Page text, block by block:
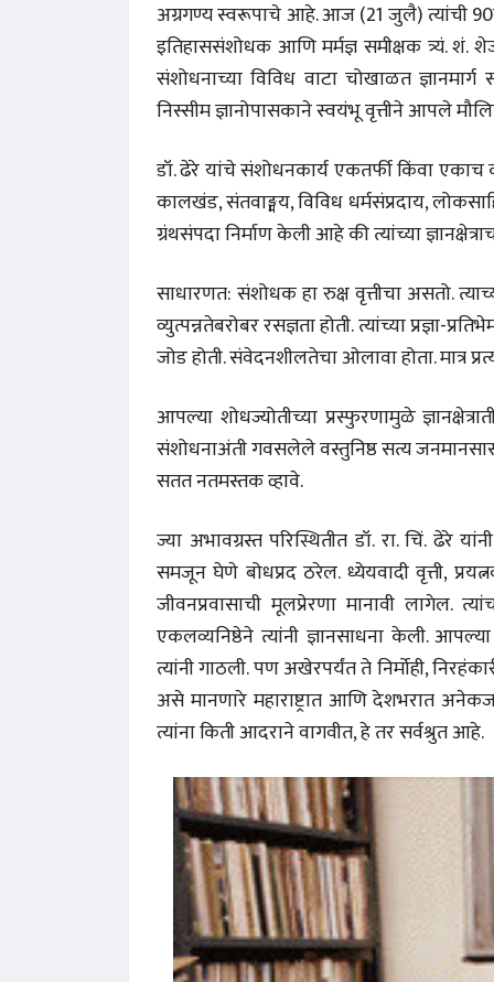
अग्रगण्य स्वरूपाचे आहे. आज (21 जुलै) त्यांची 90वी
इतिहाससंशोधक आणि मर्मज्ञ समीक्षक त्र्यं. शं.
संशोधनाच्या विविध वाटा चोखाळत
निस्सीम ज्ञानोपासकाने स्वयंभू वृत्तीने आपले
डॉ. ढेरे यांचे संशोधनकार्य एकतर्फी किंवा एकाच
कालखंड, संतवाङ्मय, विविध धर्मसंप्रदाय,
ग्रंथसंपदा निर्माण केली आहे की त्यांच्या
साधारणत: संशोधक हा रुक्ष वृत्तीचा असतो.
व्युत्पन्नतेबरोबर रसज्ञता होती. त्यांच्या प्रज्ञा-
जोड होती. संवेदनशीलतेचा ओलावा होता. मात्र
आपल्या शोधज्योतीच्या प्रस्फुरणामुळे
संशोधनाअंती गवसलेले वस्तुनिष्ठ सत्य
सतत नतमस्तक व्हावे.
ज्या अभावग्रस्त परिस्थितीत डॉ. रा. चिं. ढेरे
समजून घेणे बोधप्रद ठरेल. ध्येयवादी वृत्ती,
जीवनप्रवासाची मूलप्रेरणा मानावी लागेल.
एकलव्यनिष्ठेने त्यांनी ज्ञानसाधना केली.
त्यांनी गाठली. पण अखेरपर्यंत ते निर्मोही,
असे मानणारे महाराष्ट्रात आणि देशभरात
त्यांना किती आदराने वागवीत, हे तर सर्वश्रुत आहे.